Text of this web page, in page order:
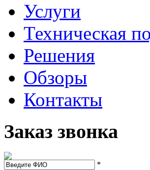
Услуги
Техническая
Решения
Обзоры
Контакты
Заказ звонка
*